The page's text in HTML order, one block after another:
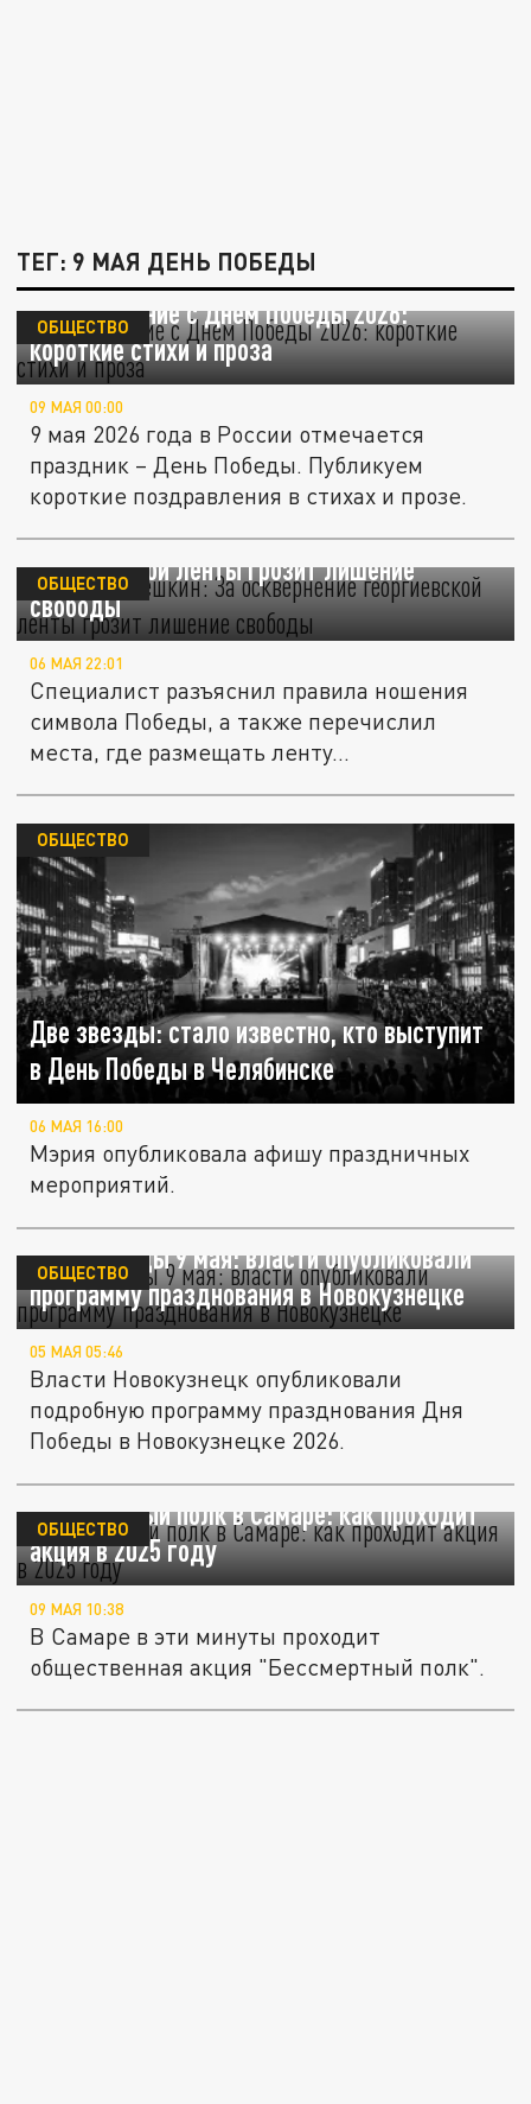
ТЕГ: 9 МАЯ ДЕНЬ ПОБЕДЫ
Поздравление с Днем Победы 2026:
короткие стихи и проза
ОБЩЕСТВО
09 МАЯ 00:00
9 мая 2026 года в России отмечается
праздник – День Победы. Публикуем
короткие поздравления в стихах и прозе.
Адвокат Алешкин: За осквернение
георгиевской ленты грозит лишение
свободы
ОБЩЕСТВО
06 МАЯ 22:01
Специалист разъяснил правила ношения
символа Победы, а также перечислил
места, где размещать ленту...
Две звезды: стало известно, кто выступит
в День Победы в Челябинске
ОБЩЕСТВО
06 МАЯ 16:00
Мэрия опубликовала афишу праздничных
мероприятий.
День Победы 9 мая: власти опубликовали
программу празднования в Новокузнецке
ОБЩЕСТВО
05 МАЯ 05:46
Власти Новокузнецк опубликовали
подробную программу празднования Дня
Победы в Новокузнецке 2026.
Бессмертный полк в Самаре: как проходит
акция в 2025 году
ОБЩЕСТВО
09 МАЯ 10:38
В Самаре в эти минуты проходит
общественная акция "Бессмертный полк".